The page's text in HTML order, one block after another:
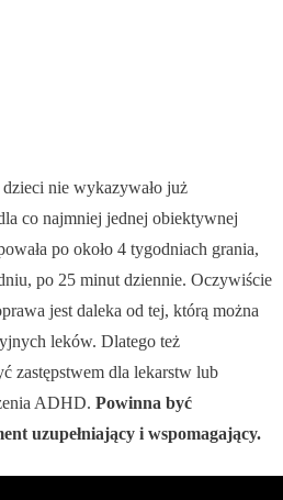
nie wykazywało już
co najmniej jednej obiektywnej
po około 4 tygodniach grania,
po 25 minut dziennie. Oczywiście
jest daleka od tej, którą można
leków. Dlatego też
zastępstwem dla lekarstw lub
ADHD. Powinna być
uzupełniający i wspomagający.